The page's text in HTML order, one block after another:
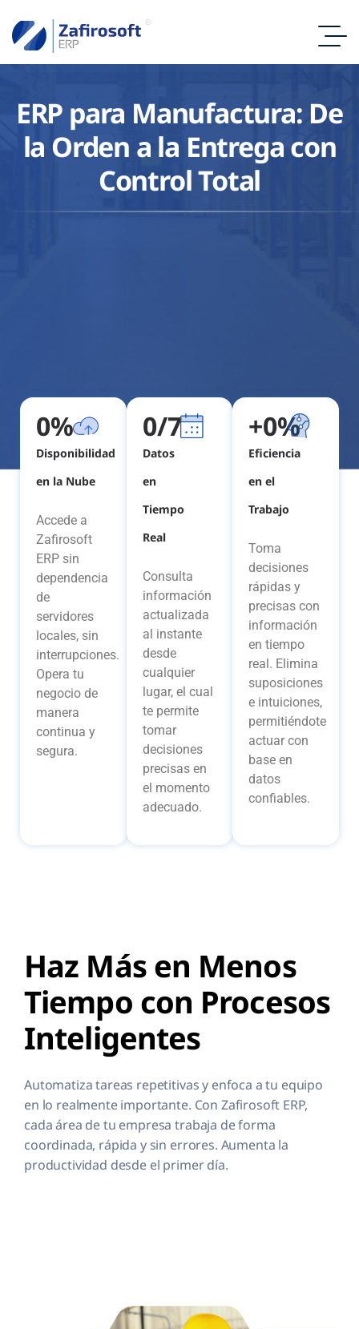
ERP para Manufactura: De
la Orden a la Entrega con
Control Total
Disponibilidad
en la Nube
0%
Accede a
Zafirosoft
ERP sin
dependencia
de
servidores
locales, sin
interrupciones.
Opera tu
negocio de
manera
continua y
segura.
Datos
en
Tiempo
Real
0/7
Consulta
información
actualizada
al instante
desde
cualquier
lugar, el cual
te permite
tomar
decisiones
precisas en
el momento
adecuado.
Eficiencia
en el
Trabajo
+0%
Toma
decisiones
rápidas y
precisas con
información
en tiempo
real. Elimina
suposiciones
e intuiciones,
permitiéndote
actuar con
base en
datos
confiables.
Haz Más en Menos
Tiempo con Procesos
Inteligentes
Automatiza tareas repetitivas y enfoca a tu equipo
en lo realmente importante. Con Zafirosoft ERP,
cada área de tu empresa trabaja de forma
coordinada, rápida y sin errores. Aumenta la
productividad desde el primer día.